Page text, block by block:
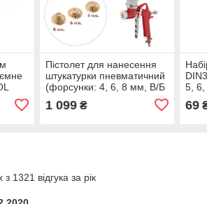
Пістолет для нанесення
штукатурки пневматичний
(форсунки: 4, 6, 8 мм, В/Б
метал, 9000 мл, 3-6 бар)
INTERTOOL [PT-0403]
1 099₴
5,
69
1321 відгука за рік